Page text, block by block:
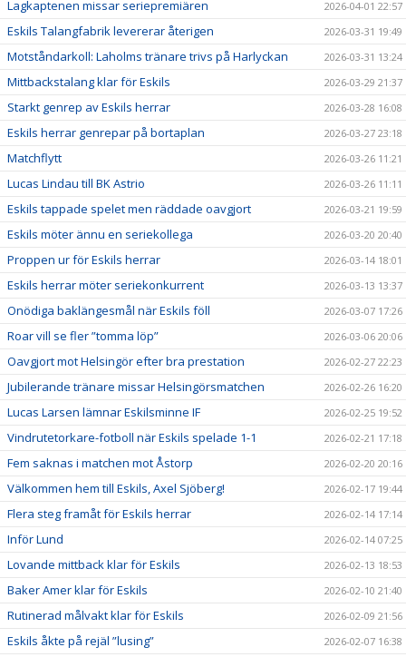
Lagkaptenen missar seriepremiären 2026-04-01 22:57
Eskils Talangfabrik levererar återigen 2026-03-31 19:49
Motståndarkoll: Laholms tränare trivs på Harlyckan 2026-03-31 13:24
Mittbackstalang klar för Eskils 2026-03-29 21:37
Starkt genrep av Eskils herrar 2026-03-28 16:08
Eskils herrar genrepar på bortaplan 2026-03-27 23:18
Matchflytt 2026-03-26 11:21
Lucas Lindau till BK Astrio 2026-03-26 11:11
Eskils tappade spelet men räddade oavgjort 2026-03-21 19:59
Eskils möter ännu en seriekollega 2026-03-20 20:40
Proppen ur för Eskils herrar 2026-03-14 18:01
Eskils herrar möter seriekonkurrent 2026-03-13 13:37
Onödiga baklängesmål när Eskils föll 2026-03-07 17:26
Roar vill se fler ”tomma löp” 2026-03-06 20:06
Oavgjort mot Helsingör efter bra prestation 2026-02-27 22:23
Jubilerande tränare missar Helsingörsmatchen 2026-02-26 16:20
Lucas Larsen lämnar Eskilsminne IF 2026-02-25 19:52
Vindrutetorkare-fotboll när Eskils spelade 1-1 2026-02-21 17:18
Fem saknas i matchen mot Åstorp 2026-02-20 20:16
Välkommen hem till Eskils, Axel Sjöberg! 2026-02-17 19:44
Flera steg framåt för Eskils herrar 2026-02-14 17:14
Inför Lund 2026-02-14 07:25
Lovande mittback klar för Eskils 2026-02-13 18:53
Baker Amer klar för Eskils 2026-02-10 21:40
Rutinerad målvakt klar för Eskils 2026-02-09 21:56
Eskils åkte på rejäl ”lusing” 2026-02-07 16:38